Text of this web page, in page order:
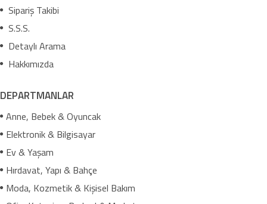
Sipariş Takibi
S.S.S.
Detaylı Arama
Hakkımızda
DEPARTMANLAR
Anne, Bebek & Oyuncak
Elektronik & Bilgisayar
Ev & Yaşam
Hırdavat, Yapı & Bahçe
Moda, Kozmetik & Kişisel Bakım